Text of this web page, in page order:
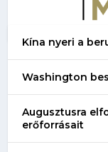
Kína nyeri a
Washington
Augusztusra
erőforrásait